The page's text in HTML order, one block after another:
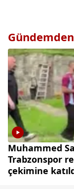
Muhammed
Trabzonspor
çekimine